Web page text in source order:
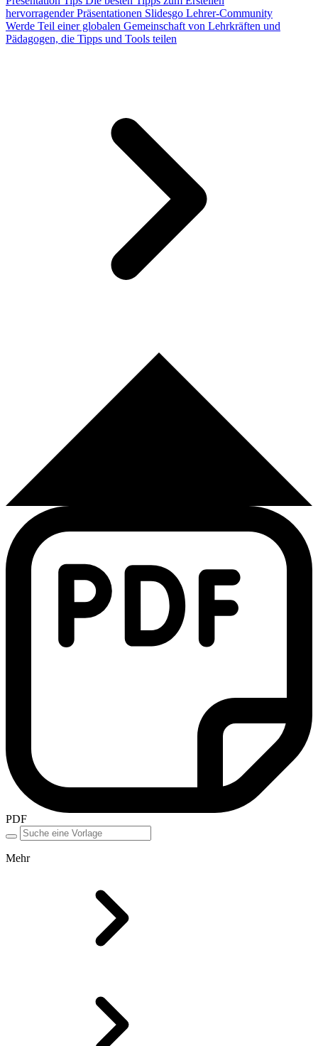
hervorragender Präsentationen Slidesgo Lehrer-Community
Werde Teil einer globalen Gemeinschaft von Lehrkräften und
Pädagogen, die Tipps und Tools teilen
PDF
Mehr